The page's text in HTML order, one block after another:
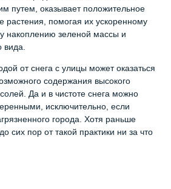
путем, оказывает положительное
растения, помогая их ускоренному
накоплению зеленой массы и
вида.
от снега с улицы может оказаться
содержания высокого
Да и в чистоте снега можно
исключительно, если
города. Хотя раньше
сих пор от такой практики ни за что